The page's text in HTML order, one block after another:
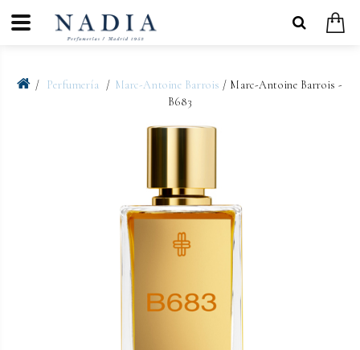
Perfumería Marc-Antoine Barrois / Marc-Antoine Barrois -
B683